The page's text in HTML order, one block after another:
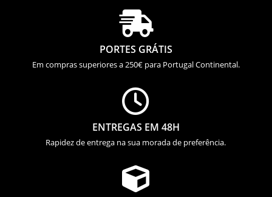

PORTES GRÁTIS
Em compras superiores a 250€ para Portugal Continental.

ENTREGAS EM 48H
Rapidez de entrega na sua morada de preferência.
